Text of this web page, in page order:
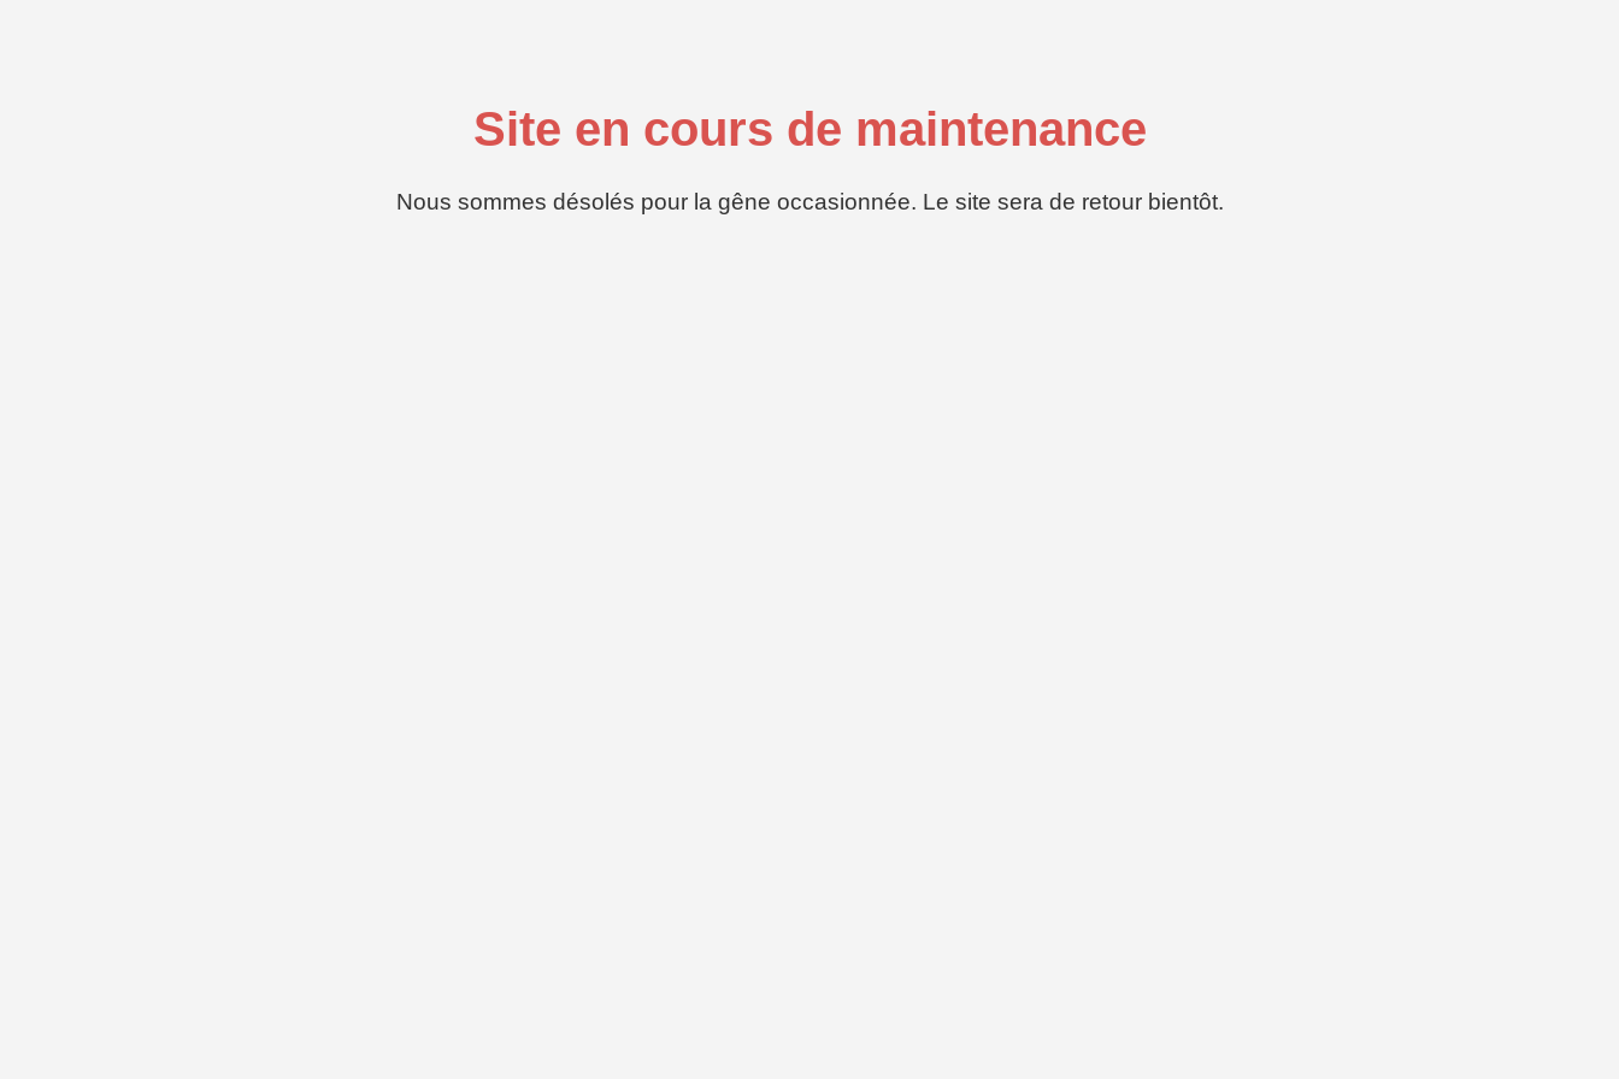
Site en cours de maintenance
Nous sommes désolés pour la gêne occasionnée. Le site sera de retour bientôt.